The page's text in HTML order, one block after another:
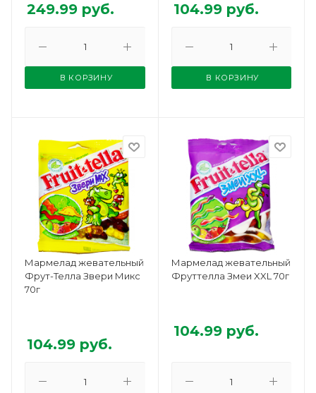
249.99 руб.
В КОРЗИНУ
104.99руб.
В КОРЗИНУ
Мармелад жевательный
Фрут-Телла Звери Микс
70г
104.99 руб.
Мармелад жевательный
Фруттелла Змеи XXL 70г
104.99руб.